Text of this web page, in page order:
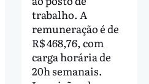
trabalho. A
remuneração é de
R$ 468,76, com
carga horária de
20h semanais.